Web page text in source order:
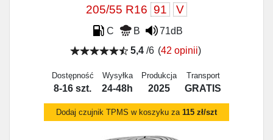
205/55 R16 91 V
C B
71dB
5,4/6 (42 opinii)
Dostępność
8-16 szt.
Wysyłka
24-48h
Produkcja
2025
Transport
GRATIS
Dodaj czujnik TPMS w koszyku za 115 zł/szt